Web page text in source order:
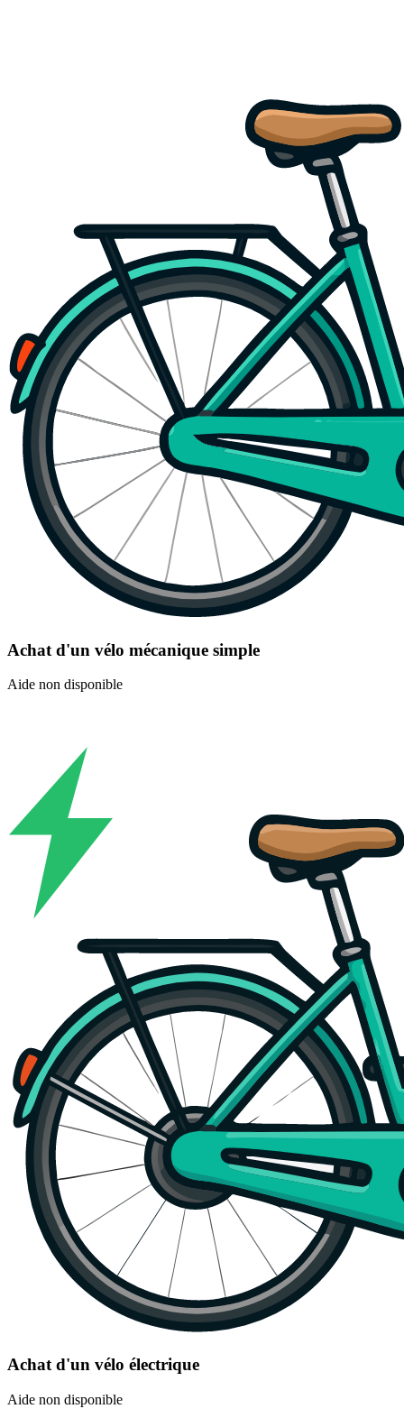
Achat d'un vélo mécanique simple
Aide non disponible
Achat d'un vélo électrique
Aide non disponible